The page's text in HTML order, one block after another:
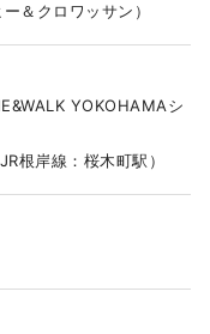
＆クロワッサン）
YOKOHAMAシ
根岸線：桜木町駅）